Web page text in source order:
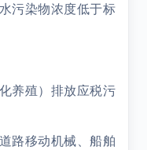
污染物浓度低于标
养殖）排放应税污
路移动机械、船舶